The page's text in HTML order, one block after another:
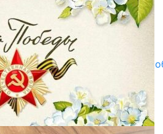
07.08.2025
Улуу Жеңиштин жандуу сөзү
29.04.2025
Награды в преддверии Дня
29.04.2025